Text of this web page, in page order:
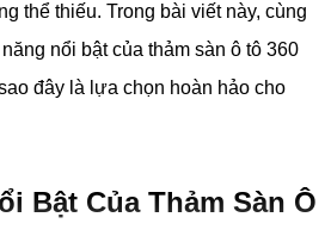
thể thiếu. Trong bài viết này, cùng
nổi bật của thảm sàn ô tô 360
đây là lựa chọn hoàn hảo cho
Bật Của Thảm Sàn Ô